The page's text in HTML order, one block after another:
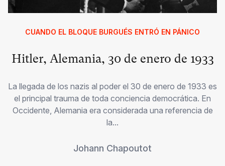
CUANDO EL BLOQUE BURGUÉS ENTRÓ EN PÁNICO
Hitler, Alemania, 30 de enero de 1933
La llegada de los nazis al poder el 30 de enero de 1933 es
el principal trauma de toda conciencia democrática. En
Occidente, Alemania era considerada una referencia de
la...
Johann Chapoutot